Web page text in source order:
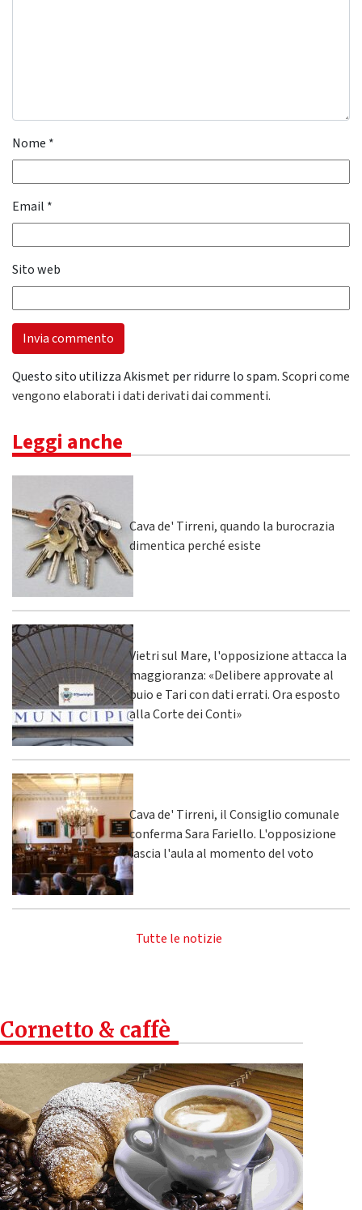
Nome *
Email *
Sito web
Questo sito utilizza Akismet per ridurre lo spam.Scopri come
vengono elaborati i dati derivati dai commenti.
Leggi anche
Cava de' Tirreni, quando la burocrazia
dimentica perché esiste
Vietri sul Mare, l'opposizione attacca la
maggioranza: «Delibere approvate al
buio e Tari con dati errati. Ora esposto
alla Corte dei Conti»
Cava de' Tirreni, il Consiglio comunale
conferma Sara Fariello. L'opposizione
lascia l'aula al momento del voto
Tutte le notizie
Cornetto & caffè